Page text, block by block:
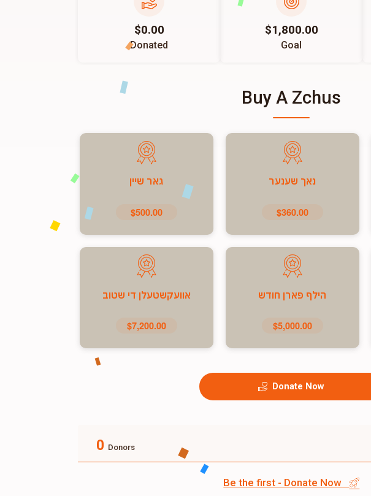
$0.00
Donated
$1,800.00
Goal
Buy A Zchus
נאך שענער
$360.00
גאר שיין
$500.00
הילף פארן חודש
$5,000.00
אוועקשטעלן די שטוב
$7,200.00
Donate Now
0 Donors
Be the first - Donate Now